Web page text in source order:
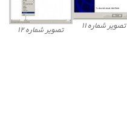
تصویر شماره ۱۱ تصویر شماره ۱۲